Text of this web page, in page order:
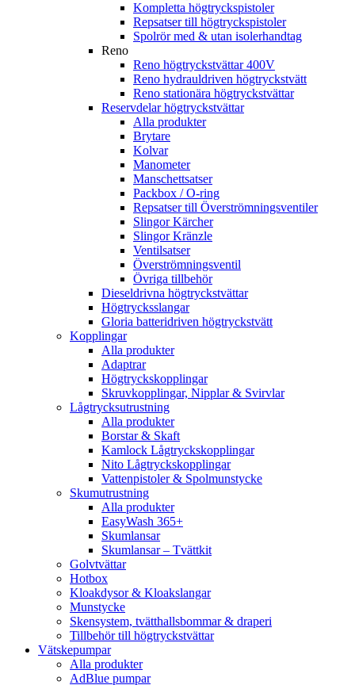
Kompletta högtryckspistoler
Repsatser till högtryckspistoler
Spolrör med & utan isolerhandtag
Reno
Reno högtryckstvättar 400V
Reno hydrauldriven högtryckstvätt
Reno stationära högtryckstvättar
Reservdelar högtryckstvättar
Alla produkter
Brytare
Kolvar
Manometer
Manschettsatser
Packbox / O-ring
Repsatser till Överströmningsventiler
Slingor Kärcher
Slingor Kränzle
Ventilsatser
Överströmningsventil
Övriga tillbehör
Dieseldrivna högtryckstvättar
Högtrycksslangar
Gloria batteridriven högtryckstvätt
Kopplingar
Alla produkter
Adaptrar
Högtryckskopplingar
Skruvkopplingar, Nipplar & Svirvlar
Lågtrycksutrustning
Alla produkter
Borstar & Skaft
Kamlock Lågtryckskopplingar
Nito Lågtryckskopplingar
Vattenpistoler & Spolmunstycke
Skumutrustning
Alla produkter
EasyWash 365+
Skumlansar
Skumlansar – Tvättkit
Golvtvättar
Hotbox
Kloakdysor & Kloakslangar
Munstycke
Skensystem, tvätthallsbommar & draperi
Tillbehör till högtryckstvättar
Vätskepumpar
Alla produkter
AdBlue pumpar